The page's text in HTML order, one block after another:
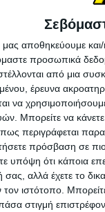
μας αποθηκεύουμε
προσωπικά
από μια
έρευνα
να
Μπορείτε να κάνετε
περιγράφεται
πρόσβαση σε πιο
υπόψη ότι κάποια
σας, αλλά έχετε το
ιστότοπο.
στιγμή